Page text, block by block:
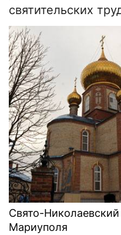
святительских
Свято-
Мариуполя